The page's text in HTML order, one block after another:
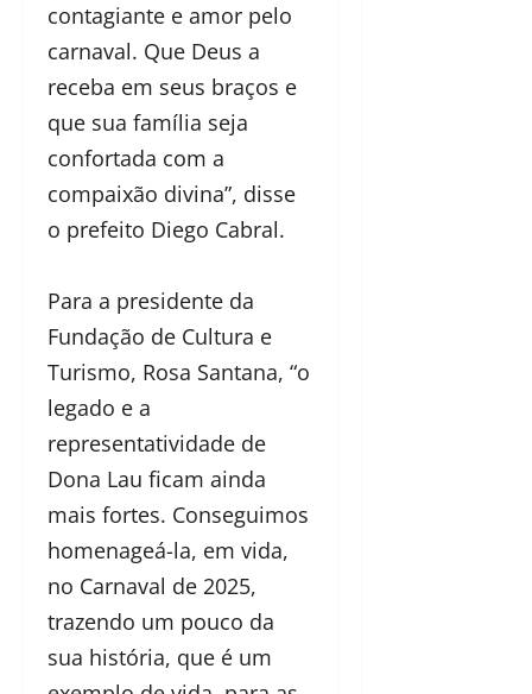
contagiante e amor pelo
carnaval. Que Deus a
receba em seus braços e
que sua família seja
confortada com a
compaixão divina”, disse
o prefeito Diego Cabral.
Para a presidente da
Fundação de Cultura e
Turismo, Rosa Santana, “o
legado e a
representatividade de
Dona Lau ficam ainda
mais fortes. Conseguimos
homenageá-la, em vida,
no Carnaval de 2025,
trazendo um pouco da
sua história, que é um